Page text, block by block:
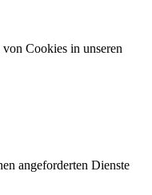
Cookies in unseren
angeforderten Dienste